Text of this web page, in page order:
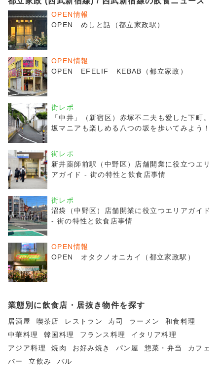
OPEN情報
OPEN めしと話（都立家政駅）
OPEN情報
OPEN EFELIF KEBAB（都立家政）
街レポ
「中井」（新宿区）赤塚不二夫も愛した下町。
坂マニアも楽しめる八つの坂を歩いてみよう！
街レポ
新井薬師前駅（中野区）店舗開業に役立つエリ
アガイド - 街の特性と飲食店事情
街レポ
沼袋（中野区）店舗開業に役立つエリアガイド
- 街の特性と飲食店事情
OPEN情報
OPEN オタクノオニカイ（都立家政駅）
業態別に飲食店・居抜き物件を探す
居酒屋 喫茶店 レストラン 寿司 ラーメン
和食料理
中華料理
韓国料理 フランス料理
イタリア料理
アジア料理
焼肉 お好み焼き パン屋 惣菜・弁当
カフェ
バー
立飲み バル